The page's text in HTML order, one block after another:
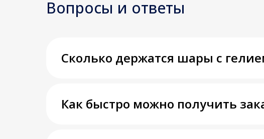
Вопросы и ответы
Сколько держатся шары с
Как быстро можно получить